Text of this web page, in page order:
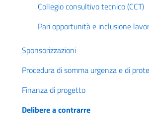
Collegio consultivo tecnico (CCT)
Pari opportunità e inclusione
Sponsorizzazioni
Procedura di somma urgenza e di
Finanza di progetto
Delibere a contrarre